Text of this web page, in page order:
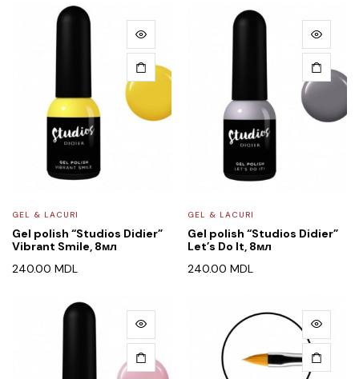
GEL & LACURI
Gel polish “Studios Didier”
Vibrant Smile, 8мл
240.00 MDL
GEL & LACURI
Gel polish “Studios Didier”
Let’s Do It, 8мл
240.00 MDL